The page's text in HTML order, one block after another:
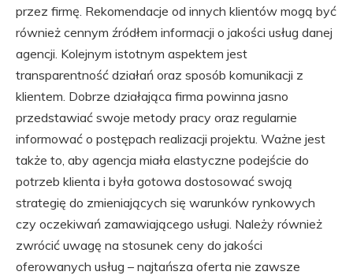
przez firmę. Rekomendacje od innych klientów mogą być
również cennym źródłem informacji o jakości usług danej
agencji. Kolejnym istotnym aspektem jest
transparentność działań oraz sposób komunikacji z
klientem. Dobrze działająca firma powinna jasno
przedstawiać swoje metody pracy oraz regularnie
informować o postępach realizacji projektu. Ważne jest
także to, aby agencja miała elastyczne podejście do
potrzeb klienta i była gotowa dostosować swoją
strategię do zmieniających się warunków rynkowych
czy oczekiwań zamawiającego usługi. Należy również
zwrócić uwagę na stosunek ceny do jakości
oferowanych usług – najtańsza oferta nie zawsze